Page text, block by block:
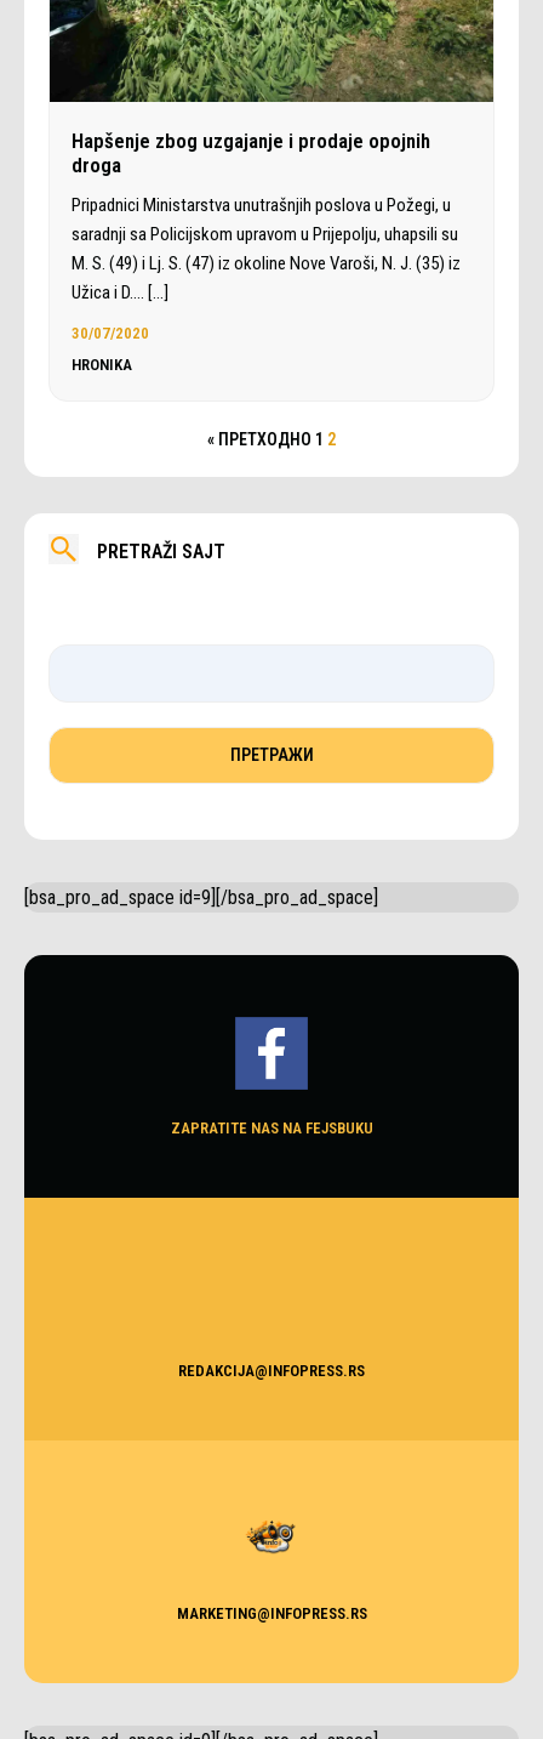
Hapšenje zbog uzgajanje i prodaje opojnih
droga
Pripadnici Ministarstva unutrašnjih poslova u Požegi, u
saradnji sa Policijskom upravom u Prijepolju, uhapsili su
M. S. (49) i Lj. S. (47) iz okoline Nove Varoši, N. J. (35) iz
Užica i D.…
[…]
30/07/2020
HRONIKA
« ПРЕТХОДНО 1 2
PRETRAŽI SAJT
[bsa_pro_ad_space id=9][/bsa_pro_ad_space]
ZAPRATITE NAS NA FEJSBUKU
REDAKCIJA@INFOPRESS.RS
MARKETING@INFOPRESS.RS